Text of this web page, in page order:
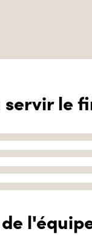
servir le